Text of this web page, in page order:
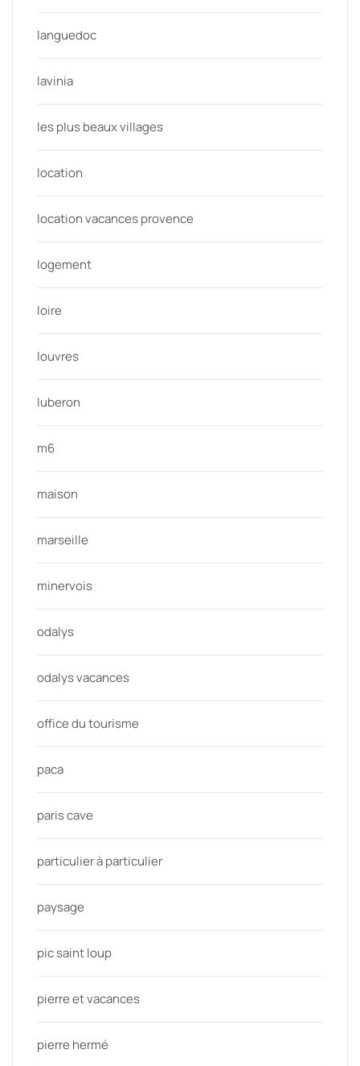
languedoc
lavinia
les plus beaux villages
location
location vacances provence
logement
loire
louvres
luberon
m6
maison
marseille
minervois
odalys
odalys vacances
office du tourisme
paca
paris cave
particulier à particulier
paysage
pic saint loup
pierre et vacances
pierre hermé